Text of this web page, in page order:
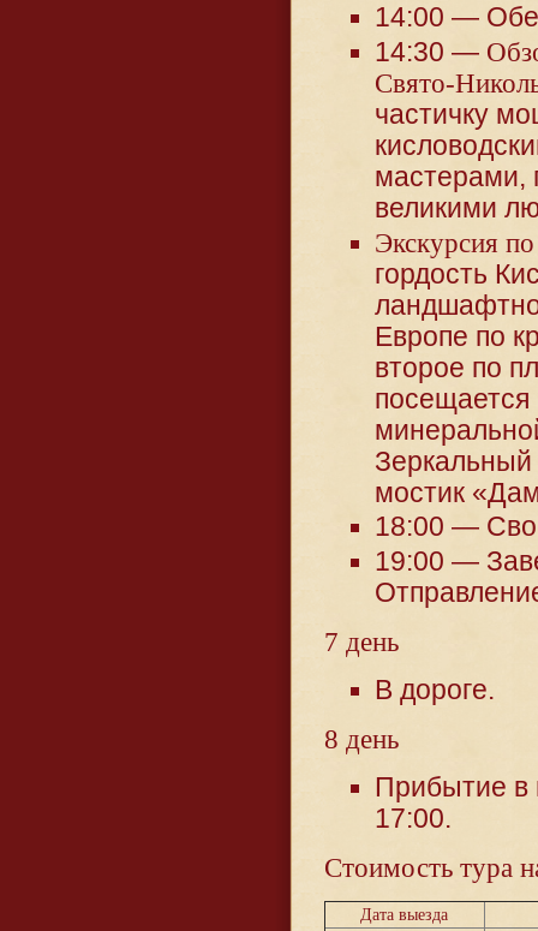
14:00 —
14:30 —
Свято-
частичку
мастерами,
великими
Экскурсия
гордость
Европе по
второе по
посещается
Зеркальный
мостик
18:00 —
19:00 —
7 день
В дороге.
8 день
Прибытие в
17:00.
Стоимость тура
Дата выезда